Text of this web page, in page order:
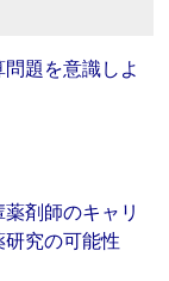
問題を意識しよ
薬剤師のキャリ
研究の可能性